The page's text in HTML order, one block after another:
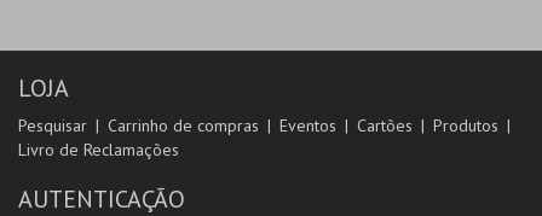
MAIS INFO
COMPRAR
LOJA
Pesquisar Carrinho de compras Eventos Cartões
Produtos
Livro de Reclamações
AUTENTICAÇÃO